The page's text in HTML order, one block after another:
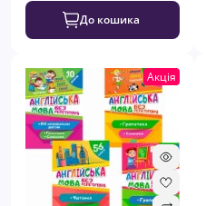
До кошика
Акція